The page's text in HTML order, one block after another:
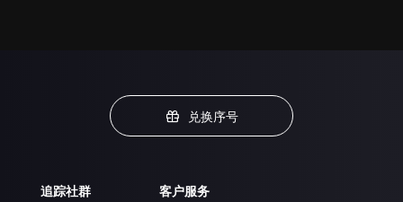
兑换序号
追踪社群 客户服务